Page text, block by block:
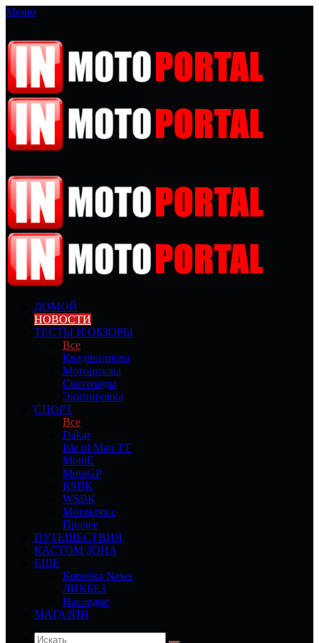
Меню
ДОМОЙ
НОВОСТИ
ТЕСТЫ И ОБЗОРЫ
Все
Квадроциклы
Мотоциклы
Снегоходы
Экипировка
СПОРТ
Все
Dakar
Isle of Man TT
MotoE
MotoGP
RSBK
WSBK
Мотокросс
Прочее
ПУТЕШЕСТВИЯ
КАСТОМ ЗОНА
ЕЩЕ
Коробка News
ЛИКБЕЗ
Наследие
МАГАЗИН